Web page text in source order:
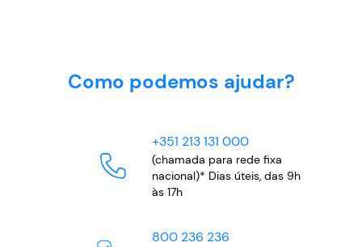
Como podemos ajudar?
+351 213 131 000
(chamada para rede fixa
nacional)* Dias úteis, das 9h
às 17h
800 236 236